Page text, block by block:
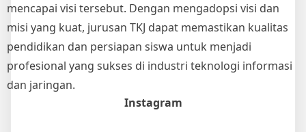
mencapai visi tersebut. Dengan mengadopsi visi dan
misi yang kuat, jurusan TKJ dapat memastikan kualitas
pendidikan dan persiapan siswa untuk menjadi
profesional yang sukses di industri teknologi informasi
dan jaringan.
Instagram